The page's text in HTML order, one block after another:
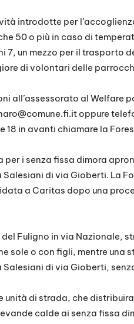
introdotte per
50 o più in caso di
7, un mezzo per il trasporto
di volontari delle
all’assessorato al Welfare
oppure
18 in avanti chiamare la
per i senza fissa dimora
Salesiani di via Gioberti. La
a Caritas dopo una
Fuligno in via Nazionale,
sole o con figli, mentre una
Salesiani di via Gioberti,
unità di strada, che
calde ai senza fissa